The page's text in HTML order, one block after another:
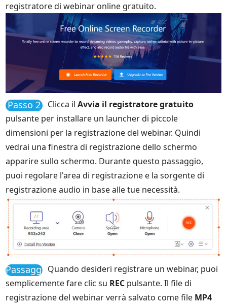
registratore di webinar online gratuito.
Passo 2 Clicca ilAvvia il registratore gratuito
pulsante per installare un launcher di piccole
dimensioni per la registrazione del webinar. Quindi
vedrai una finestra di registrazione dello schermo
apparire sullo schermo. Durante questo passaggio,
puoi regolare l'area di registrazione e la sorgente di
registrazione audio in base alle tue necessità.
Passaggio
3
Quando desideri registrare un webinar, puoi
semplicemente fare clic su REC pulsante. Il file di
registrazione del webinar verrà salvato come file MP4